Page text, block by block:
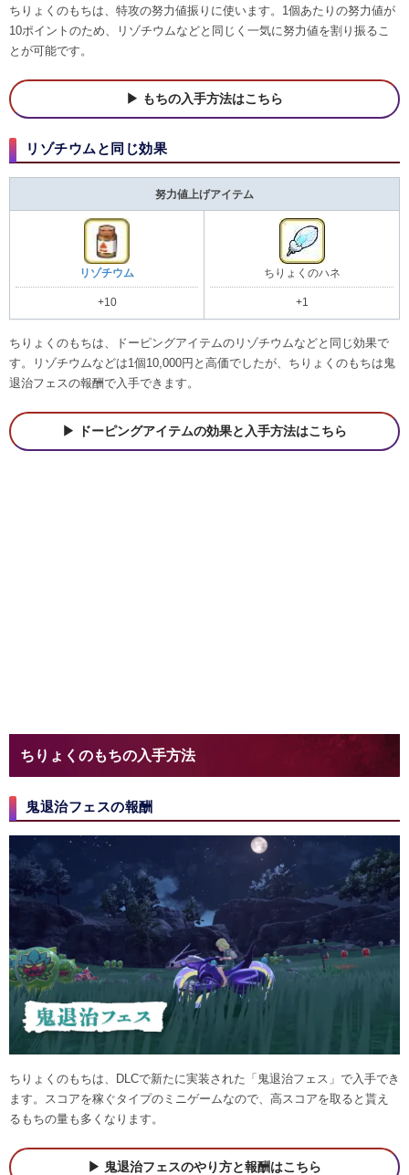
ちりょくのもちは、特攻の努力値振りに使います。1個あたりの努力値が
10ポイントのため、リゾチウムなどと同じく一気に努力値を割り振るこ
とが可能です。
もちの入手方法はこちら
リゾチウムと同じ効果
努力値上げアイテム
リゾチウム
+10
ちりょくのハネ
+1
ちりょくのもちは、ドーピングアイテムのリゾチウムなどと同じ効果で
す。リゾチウムなどは1個10,000円と高価でしたが、ちりょくのもちは鬼
退治フェスの報酬で入手できます。
ドーピングアイテムの効果と入手方法はこちら
ちりょくのもちの入手方法
鬼退治フェスの報酬
ちりょくのもちは、DLCで新たに実装された「鬼退治フェス」で入手でき
ます。スコアを稼ぐタイプのミニゲームなので、高スコアを取ると貰え
るもちの量も多くなります。
鬼退治フェスのやり方と報酬はこちら